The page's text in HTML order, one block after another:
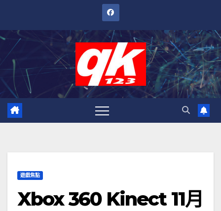
內
遊戲焦點
Xbox 360 Kinect 11月